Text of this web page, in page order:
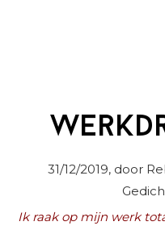
31/12/2019, door
Ik raak op mijn werk